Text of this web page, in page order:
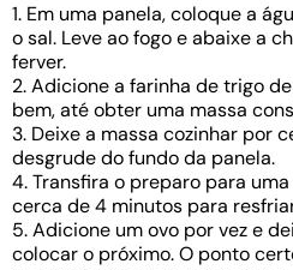
1. Em uma panela, coloque a
o sal. Leve ao fogo e abaixe a
ferver.
2. Adicione a farinha de trigo
bem, até obter uma massa
3. Deixe a massa cozinhar por
desgrude do fundo da panela.
4. Transfira o preparo para
cerca de 4 minutos para
5. Adicione um ovo por vez e
colocar o próximo. O ponto